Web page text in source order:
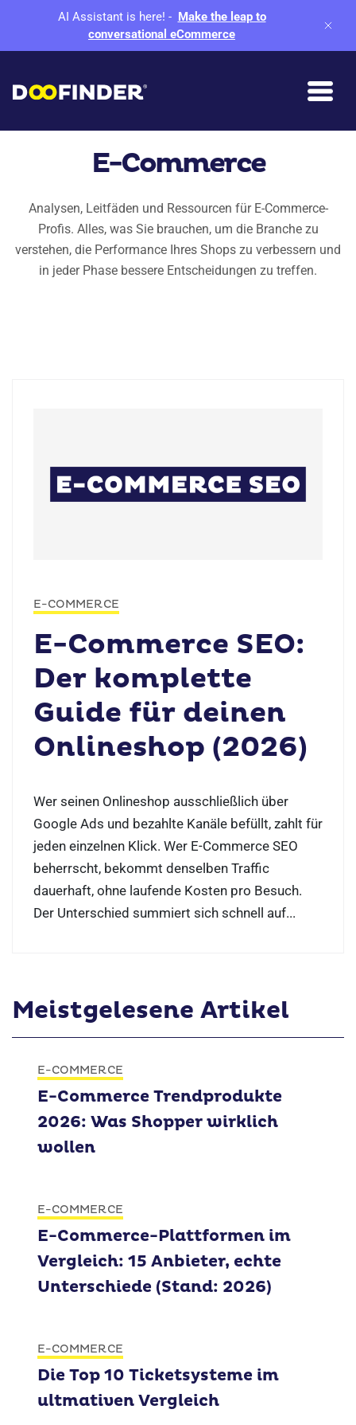
AI Assistant is here! - Make the leap to
conversational eCommerce
E-Commerce
Analysen, Leitfäden und Ressourcen für E-Commerce-
Profis. Alles, was Sie brauchen, um die Branche zu
verstehen, die Performance Ihres Shops zu verbessern und
in jeder Phase bessere Entscheidungen zu treffen.
E-COMMERCE
E-Commerce SEO:
Der komplette
Guide für deinen
Onlineshop (2026)
​Wer seinen Onlineshop ausschließlich über
Google Ads und bezahlte Kanäle befüllt, zahlt für
jeden einzelnen Klick. Wer E-Commerce SEO
beherrscht, bekommt denselben Traffic
dauerhaft, ohne laufende Kosten pro Besuch.
Der Unterschied summiert sich schnell auf...
Meistgelesene Artikel
E-COMMERCE
E-Commerce Trendprodukte
2026: Was Shopper wirklich
wollen
E-COMMERCE
E-Commerce-Plattformen im
Vergleich: 15 Anbieter, echte
Unterschiede (Stand: 2026)
E-COMMERCE
Die Top 10 Ticketsysteme im
ultmativen Vergleich